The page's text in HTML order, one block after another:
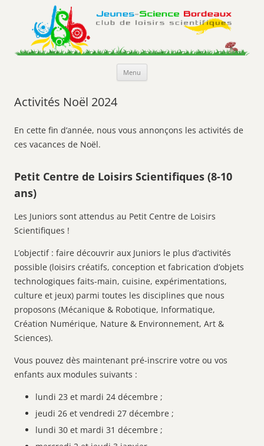
Jeunes-Science Bordeaux
Club de loisirs scientifiques
Menu
Activités Noël 2024
En cette fin d’année, nous vous annonçons les activités de
ces vacances de Noël.
Petit Centre de Loisirs Scientifiques (8-10
ans)
Les Juniors sont attendus au Petit Centre de Loisirs
Scientifiques !
L’objectif : faire découvrir aux Juniors le plus d’activités
possible (loisirs créatifs, conception et fabrication d’objets
technologiques faits-main, cuisine, expérimentations,
culture et jeux) parmi toutes les disciplines que nous
proposons (Mécanique & Robotique, Informatique,
Création Numérique, Nature & Environnement, Art &
Sciences).
Vous pouvez dès maintenant pré-inscrire votre ou vos
enfants aux modules suivants :
lundi 23 et mardi 24 décembre ;
jeudi 26 et vendredi 27 décembre ;
lundi 30 et mardi 31 décembre ;